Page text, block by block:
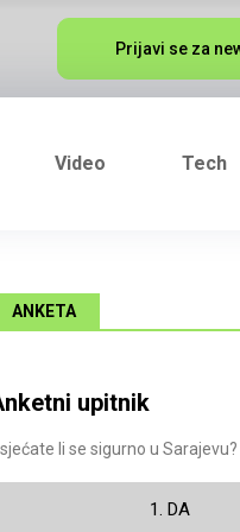
Prijavi se za
Video Tech
ANKETA
upitnik
li se sigurno u Sarajevu?
1. DA